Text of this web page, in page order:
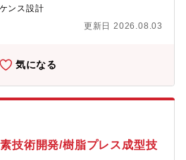
討【担当製品】セラミック部材
計、商品化に携わっていただきます。
ンス設計
更新日 2026.08.03
気になる
技術開発/樹脂プレス成型技